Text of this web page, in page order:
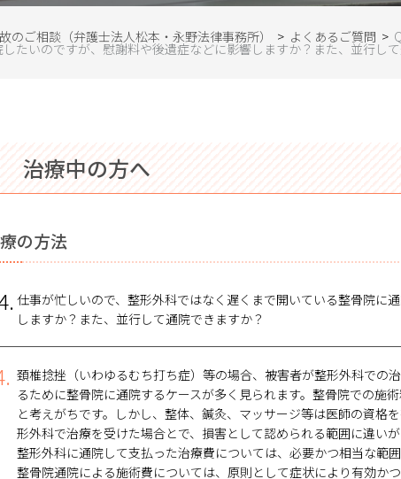
のご相談（弁護士法人松本・永野法律事務所） > よくあるご質問 >
たいのですが、慰謝料や後遺症などに影響しますか？また、並行し
治療中の方へ
の方法
仕事が忙しいので、整形外科ではなく遅くまで開いている整骨院に
しますか？また、並行して通院できますか？
頚椎捻挫（いわゆるむち打ち症）等の場合、被害者が整形外科での
るために整骨院に通院するケースが多く見られます。整骨院での施
と考えがちです。しかし、整体、鍼灸、マッサージ等は医師の資格
形外科で治療を受けた場合とで、損害として認められる範囲に違いが
整形外科に通院して支払った治療費については、必要かつ相当な範
整骨院通院による施術費については、原則として症状により有効か